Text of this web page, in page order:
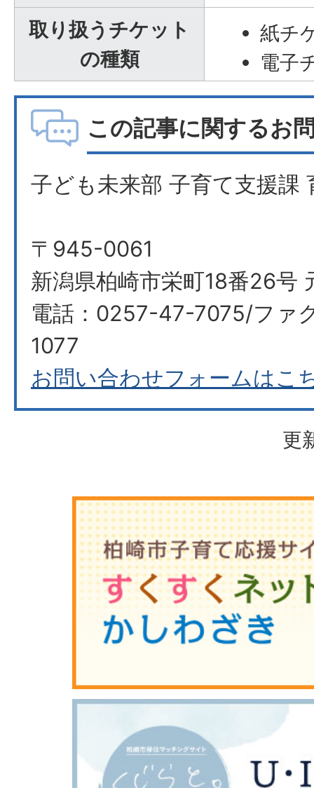
取り扱うチケット
の種類
紙チ
電子
この記事に関するお
子ども未来部 子育て支援課
〒945-0061
新潟県柏崎市栄町18番26号
電話：0257-47-7075/ファ
1077
お問い合わせフォームはこ
更